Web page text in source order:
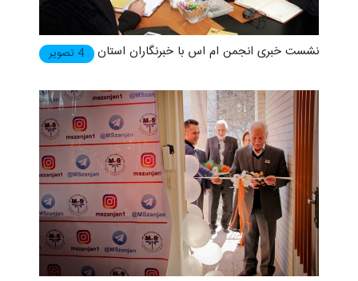
4 تصویر نشست خبری انجمن ام اس با خبرنگاران استان